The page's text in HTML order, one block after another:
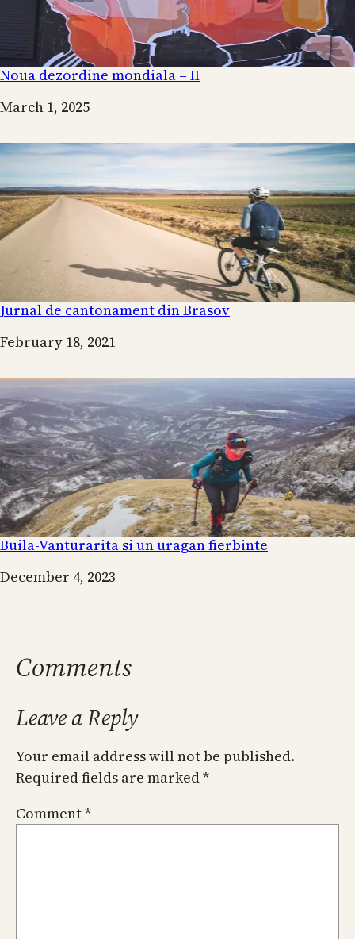
Noua dezordine mondiala – II
Date
March 1, 2025
Jurnal de cantonament din Brasov
Date
February 18, 2021
Buila-Vanturarita si un uragan fierbinte
Date
December 4, 2023
Comments
Leave a Reply
Your email address will not be published.
Required fields are marked*
Comment*